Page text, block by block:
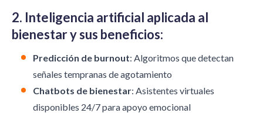
2. Inteligencia artificial aplicada al
bienestar y sus beneficios:
Predicción de burnout: Algoritmos que detectan
señales tempranas de agotamiento
Chatbots de bienestar: Asistentes virtuales
disponibles 24/7 para apoyo emocional